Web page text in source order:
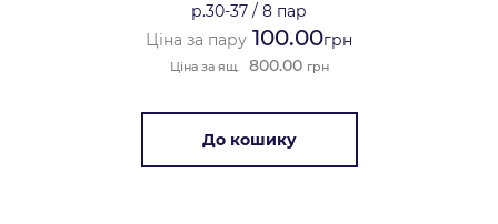
р.30-37 / 8 пар
Ціна за пару 100.00грн
Ціна за ящ. 800.00 грн
До кошику